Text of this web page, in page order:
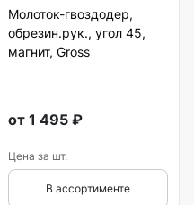
Молоток-гвоздодер,
обрезин.рук., угол 45,
магнит, Gross
от 1 495 ₽
Цена за шт.
В ассортименте